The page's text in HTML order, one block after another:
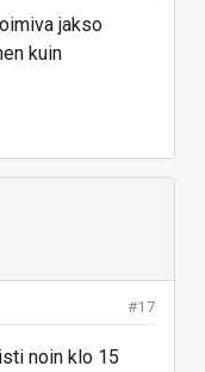
jakso
kuin
#17
noin klo 15